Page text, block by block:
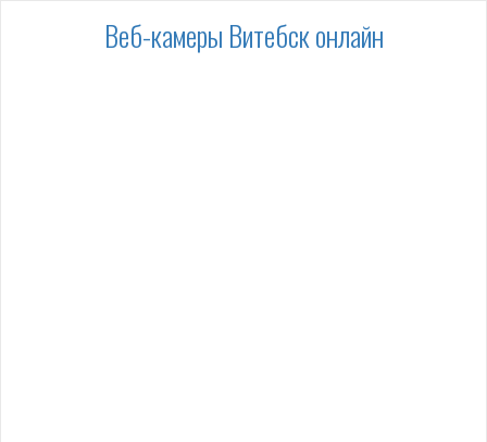
Веб-камеры Витебск онлайн